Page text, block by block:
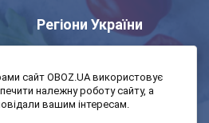
Регіони України
Спорт
сайт OBOZ.UA використовує
належну роботу сайту, а
вашим інтересам.